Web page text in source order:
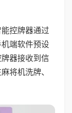
控牌器通过
端软件预设
器接收到信
将机洗牌、